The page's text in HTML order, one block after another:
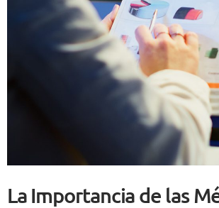
La Importancia de las